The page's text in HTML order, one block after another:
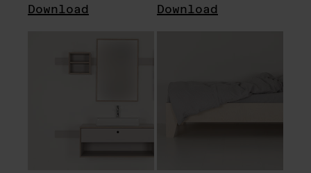
Download Download